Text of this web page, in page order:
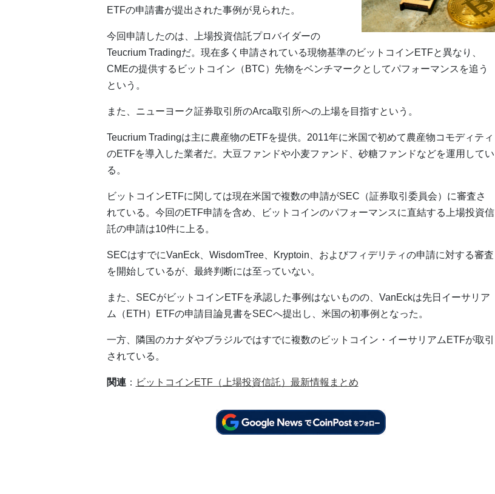
ETFの申請書が提出された事例が見られた。
今回申請したのは、上場投資信託プロバイダーの
Teucrium Tradingだ。現在多く申請されている現物基準のビットコインETFと異なり、
CMEの提供するビットコイン（BTC）先物をベンチマークとしてパフォーマンスを追う
という。
また、ニューヨーク証券取引所のArca取引所への上場を目指すという。
Teucrium Tradingは主に農産物のETFを提供。2011年に米国で初めて農産物コモディティ
のETFを導入した業者だ。大豆ファンドや小麦ファンド、砂糖ファンドなどを運用してい
る。
ビットコインETFに関しては現在米国で複数の申請がSEC（証券取引委員会）に審査さ
れている。今回のETF申請を含め、ビットコインのパフォーマンスに直結する上場投資信
託の申請は10件に上る。
SECはすでにVanEck、WisdomTree、Kryptoin、およびフィデリティの申請に対する審査
を開始しているが、最終判断には至っていない。
また、SECがビットコインETFを承認した事例はないものの、VanEckは先日イーサリア
ム（ETH）ETFの申請目論見書をSECへ提出し、米国の初事例となった。
一方、隣国のカナダやブラジルではすでに複数のビットコイン・イーサリアムETFが取引
されている。
関連： ビットコインETF（上場投資信託）最新情報まとめ